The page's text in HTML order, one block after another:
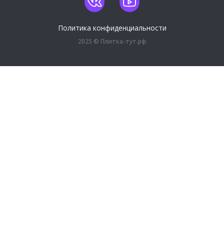
Политика конфиденциальности
2025 © Плитка-тут.рф